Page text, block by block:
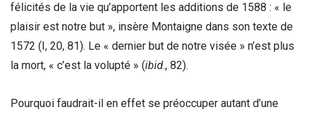
félicités de la vie qu’apportent les additions de 1588 : « le
plaisir est notre but », insère Montaigne dans son texte de
1572 (I, 20, 81). Le « dernier but de notre visée » n’est plus
la mort, « c’est la volupté » (ibid., 82).
Pourquoi faudrait-il en effet se préoccuper autant d’une